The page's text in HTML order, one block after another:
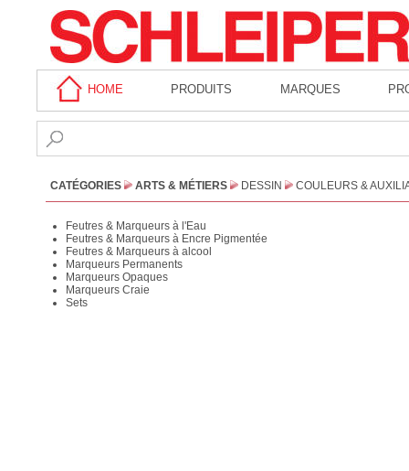
HOME PRODUITS MARQUES
CATÉGORIES ARTS & MÉTIERS DESSIN COULEURS &
Feutres & Marqueurs à l'Eau
Feutres & Marqueurs à Encre Pigmentée
Feutres & Marqueurs à alcool
Marqueurs Permanents
Marqueurs Opaques
Marqueurs Craie
Sets